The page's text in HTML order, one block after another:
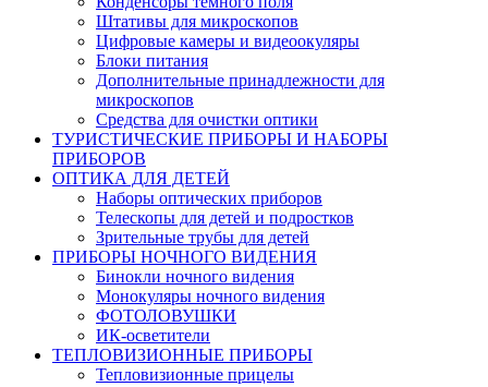
Штативы для микроскопов
Цифровые камеры и видеоокуляры
Блоки питания
Дополнительные принадлежности для
микроскопов
Средства для очистки оптики
ТУРИСТИЧЕСКИЕ ПРИБОРЫ И НАБОРЫ
ПРИБОРОВ
ОПТИКА ДЛЯ ДЕТЕЙ
Наборы оптических приборов
Телескопы для детей и подростков
Зрительные трубы для детей
ПРИБОРЫ НОЧНОГО ВИДЕНИЯ
Бинокли ночного видения
Монокуляры ночного видения
ФОТОЛОВУШКИ
ИК-осветители
ТЕПЛОВИЗИОННЫЕ ПРИБОРЫ
Тепловизионные прицелы